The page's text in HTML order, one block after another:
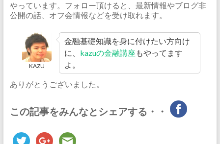
やっています。フォロー頂けると、最新情報やブログ非
公開の話、オフ会情報などを受け取れます。
KAZU
金融基礎知識を身に付けたい方向け
に、 kazuの金融講座 もやってます
よ。
ありがとうございました。
この記事をみんなとシェアする・・